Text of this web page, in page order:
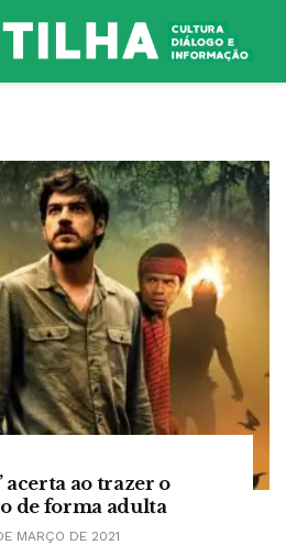
acerta ao trazer o
de forma adulta
MARÇO DE 2021